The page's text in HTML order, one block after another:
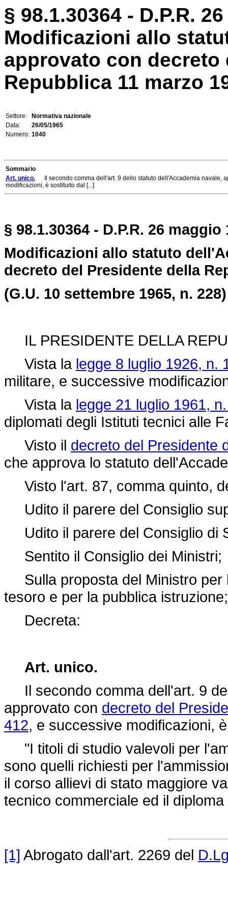
§ 98.1.30364 - D.P.R.
Modificazioni allo
approvato con decreto
Repubblica 11 marzo
Settore:
Normativa nazionale
Data:
26/05/1965
Numero: 1040
Sommario
Art. unico. Il secondo comma dell'art. 9 dello statuto dell'Accademia navale,
modificazioni, è sostituito dal [...]
§ 98.1.30364 - D.P.R. 26 maggio
Modificazioni allo statuto
decreto del Presidente della
(G.U. 10 settembre 1965, n. 228)
IL PRESIDENTE DELLA
Vista la legge 8 luglio 1926, n.
militare, e successive
Vista la legge 21 luglio 1961,
diplomati degli Istituti tecnici alle
Visto il decreto del Presidente
che approva lo statuto
Visto l'art. 87, comma quinto,
Udito il parere del Consiglio
Udito il parere del Consiglio di
Sentito il Consiglio dei Ministri;
Sulla proposta del Ministro per
tesoro e per la pubblica istruzione;
Decreta:
Art. unico.
Il secondo comma dell'art. 9
approvato con decreto del
412, e successive modificazioni,
"I titoli di studio valevoli per
sono quelli richiesti per
il corso allievi di stato maggiore
tecnico commerciale ed il
[1] Abrogato dall'art. 2269 del